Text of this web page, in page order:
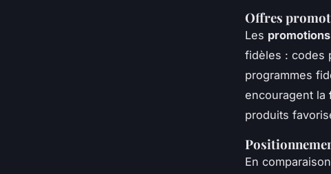
Offres
Les
fidèles : codes
programmes
encouragent la
produits
En